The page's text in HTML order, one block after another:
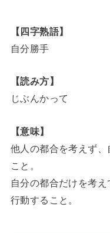
【四字熟語】
自分勝手
【読み方】
じぶんかって
【意味】
他人の都合を考えず
こと。
自分の都合だけを考
行動すること。